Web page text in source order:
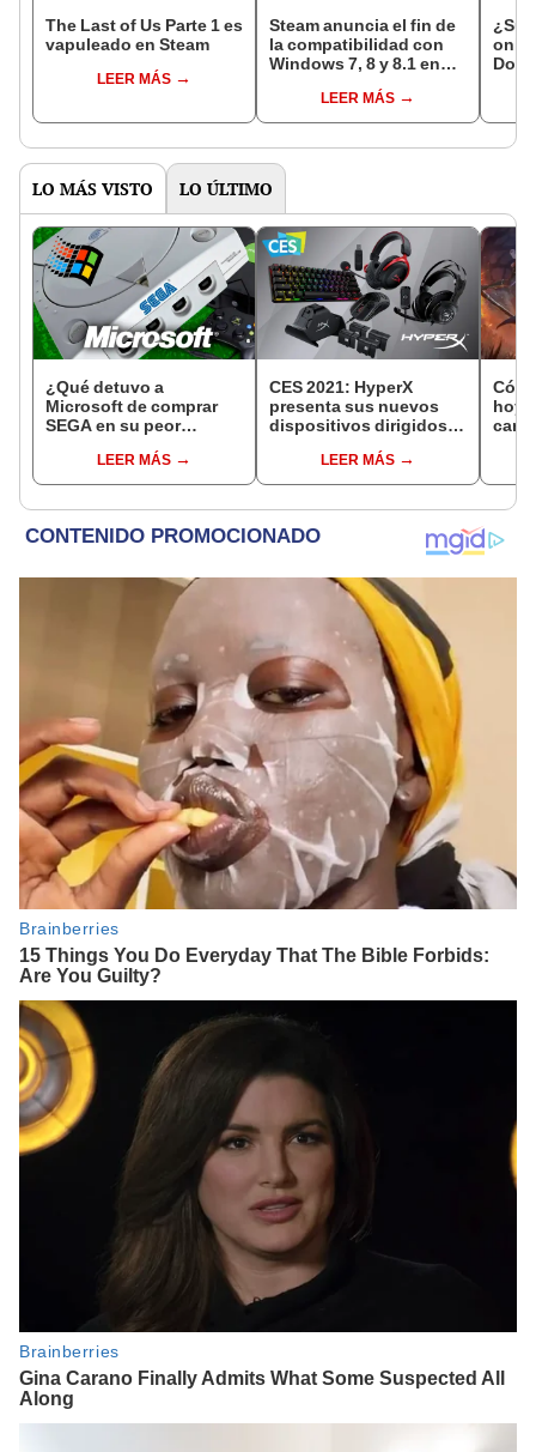
The Last of Us Parte 1 es
vapuleado en Steam
LEER MÁS
Steam anuncia el fin de
la compatibilidad con
Windows 7, 8 y 8.1 en
LEER MÁS
LO MÁS VISTO LO ÚLTIMO
¿Qué detuvo a
Microsoft de comprar
SEGA en su peor
Dreamcast?
LEER MÁS
CES 2021: HyperX
presenta sus nuevos
dispositivos dirigidos a
LEER MÁS
hoy,